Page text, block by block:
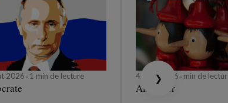
2026 1 min de lecture 4 août 2026 min de
Affabuler
❯